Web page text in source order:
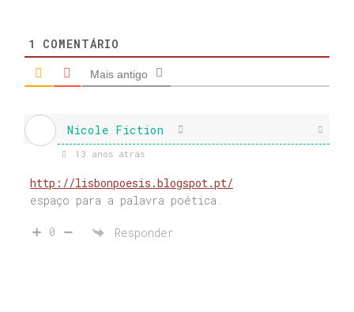
1 COMENTÁRIO
Mais antigo
Nicole Fiction
13 anos atrás
http://lisbonpoesis.blogspot.pt/
espaço para a palavra poética.
0 Responder